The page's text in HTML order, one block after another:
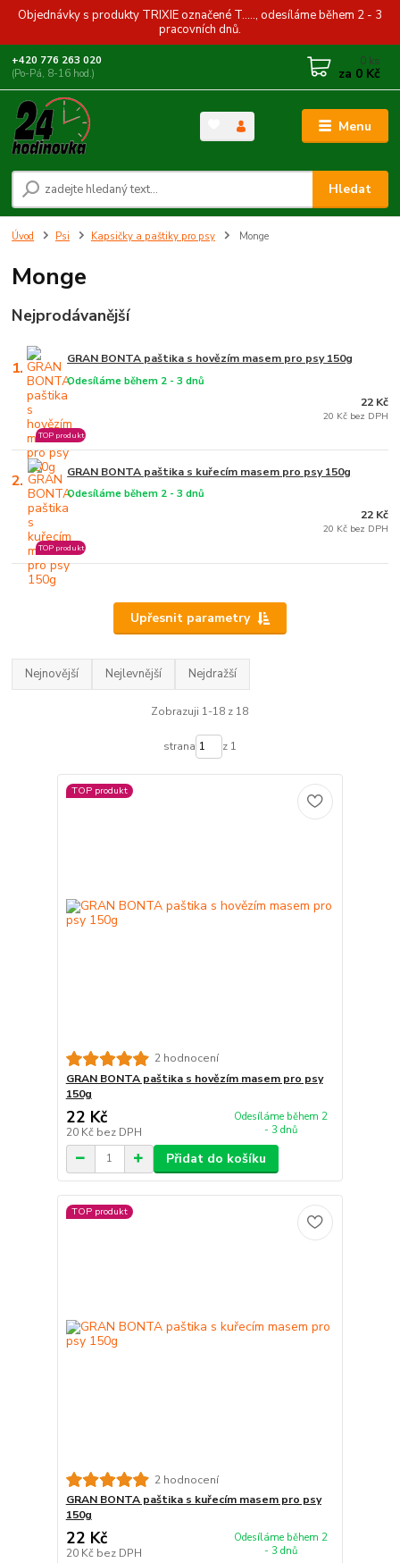
Objednávky s produkty TRIXIE označené T....., odesíláme během 2 - 3
pracovních dnů.
Menu
Hledat
+420 776 263 020
(Po-Pá, 8-16 hod.)
0 ks
za 0 Kč
Úvod Psi Kapsičky a paštiky pro psy Monge
Monge
Nejprodávanější
1. GRAN BONTA paštika s hovězím masem pro psy 150g
Odesíláme během 2 - 3 dnů
TOP produkt
22 Kč
20 Kč bez DPH
2. GRAN BONTA paštika s kuřecím masem pro psy 150g
Odesíláme během 2 - 3 dnů
TOP produkt
22 Kč
20 Kč bez DPH
Upřesnit parametry
Nejnovější Nejlevnější Nejdražší
Zobrazuji 1-18 z 18
strana z 1
TOP produkt
2 hodnocení
GRAN BONTA paštika s hovězím masem pro psy
150g
22 Kč
20 Kč bez DPH
Odesíláme během 2
- 3 dnů
Přidat do košíku
TOP produkt
2 hodnocení
GRAN BONTA paštika s kuřecím masem pro psy
150g
22 Kč
20 Kč bez DPH
Odesíláme během 2
- 3 dnů